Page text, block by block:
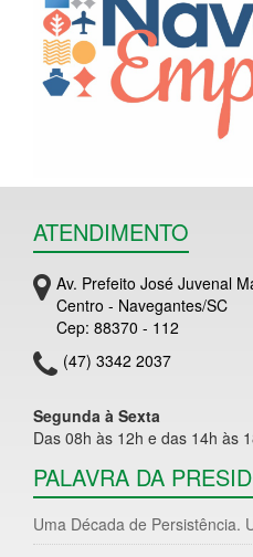
ATENDIMENTO
Av. Prefeito José Juvenal
Centro - Navegantes/SC
Cep: 88370 - 112
(47) 3342 2037
Segunda à Sexta
Das 08h às 12h e das 14h às
PALAVRA DA
Uma Década de Persistência.